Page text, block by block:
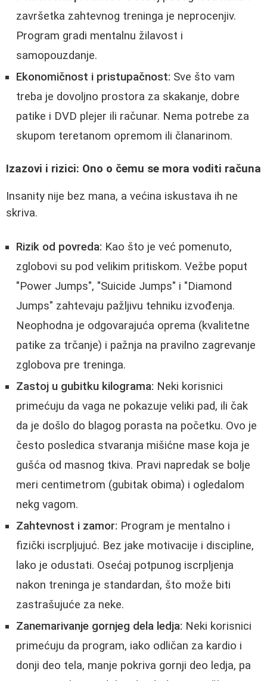
završetka zahtevnog treninga je neprocenjiv.
Program gradi mentalnu žilavost i
samopouzdanje.
Ekonomičnost i pristupačnost: Sve što vam
treba je dovoljno prostora za skakanje, dobre
patike i DVD plejer ili računar. Nema potrebe za
skupom teretanom opremom ili članarinom.
Izazovi i rizici: Ono o čemu se mora voditi računa
Insanity nije bez mana, a većina iskustava ih ne
skriva.
Rizik od povreda: Kao što je već pomenuto,
zglobovi su pod velikim pritiskom. Vežbe poput
"Power Jumps", "Suicide Jumps" i "Diamond
Jumps" zahtevaju pažljivu tehniku izvođenja.
Neophodna je odgovarajuća oprema (kvalitetne
patike za trčanje) i pažnja na pravilno zagrevanje
zglobova pre treninga.
Zastoj u gubitku kilograma: Neki korisnici
primećuju da vaga ne pokazuje veliki pad, ili čak
da je došlo do blagog porasta na početku. Ovo je
često posledica stvaranja mišićne mase koja je
gušća od masnog tkiva. Pravi napredak se bolje
meri centimetrom (gubitak obima) i ogledalom
nekg vagom.
Zahtevnost i zamor: Program je mentalno i
fizički iscrpljujuć. Bez jake motivacije i discipline,
lako je odustati. Osećaj potpunog iscrpljenja
nakon treninga je standardan, što može biti
zastrašujuće za neke.
Zanemarivanje gornjeg dela ledja: Neki korisnici
primećuju da program, iako odličan za kardio i
donji deo tela, manje pokriva gornji deo ledja, pa